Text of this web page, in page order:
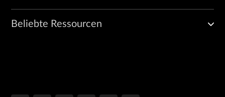
Beliebte Ressourcen